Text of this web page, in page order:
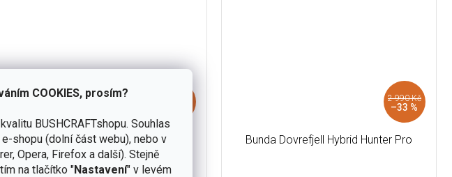
COOKIES, prosím?
BUSHCRAFTshopu. Souhlas
shopu (dolní část webu), nebo v
Opera, Firefox a další). Stejně
na tlačítko "Nastavení" v levém
Anorak HELIKON Pilgrim Jacket -
TAIGA GREEN
2 990 Kč
–33 %
Bunda Dovrefjell Hybrid Hunter Pro